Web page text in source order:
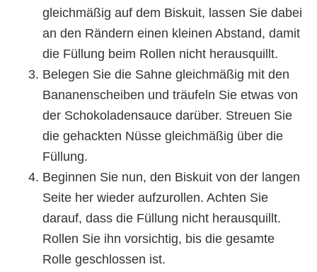
gleichmäßig auf dem Biskuit, lassen Sie dabei
an den Rändern einen kleinen Abstand, damit
die Füllung beim Rollen nicht herausquillt.
Belegen Sie die Sahne gleichmäßig mit den
Bananenscheiben und träufeln Sie etwas von
der Schokoladensauce darüber. Streuen Sie
die gehackten Nüsse gleichmäßig über die
Füllung.
Beginnen Sie nun, den Biskuit von der langen
Seite her wieder aufzurollen. Achten Sie
darauf, dass die Füllung nicht herausquillt.
Rollen Sie ihn vorsichtig, bis die gesamte
Rolle geschlossen ist.